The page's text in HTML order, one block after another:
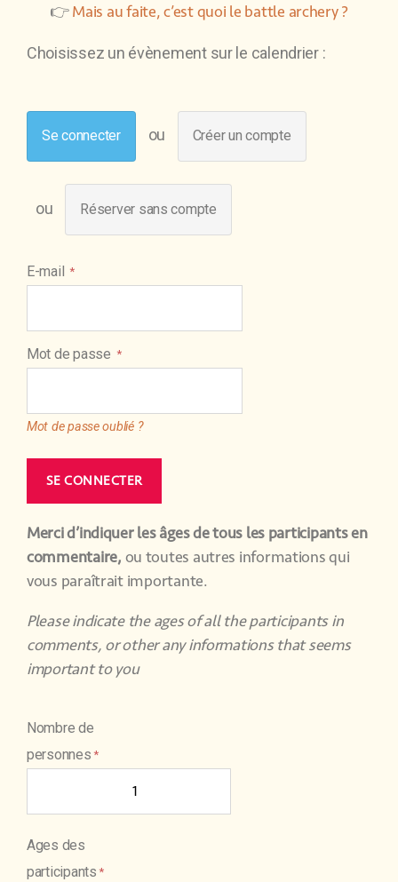
👉Mais au faite, c’est quoi le battle archery ?
Choisissez un évènement sur le calendrier :
Se connecter Créer un compte
Réserver sans compte
E-mail
Mot de passe
Mot de passe oublié ?
Merci d’indiquer les âges de tous les participants en
commentaire, ou toutes autres informations qui
vous paraîtrait importante.
Please indicate the ages of all the participants in
comments, or other any informations that seems
important to you
Nombre de
personnes
Ages des
participants